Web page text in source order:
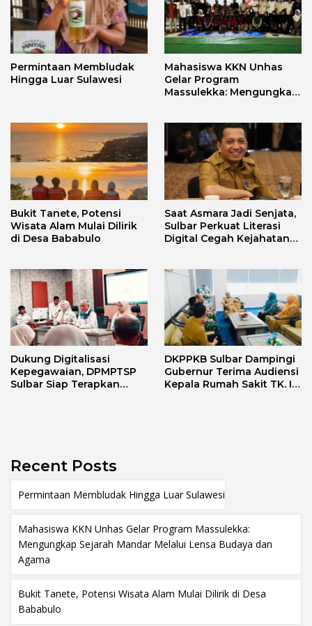
Permintaan Membludak
Hingga Luar Sulawesi
Mahasiswa KKN Unhas
Gelar Program
Massulekka: Mengungkap
Bukit Tanete, Potensi
Wisata Alam Mulai Dilirik
di Desa Bababulo
Saat Asmara Jadi Senjata,
Sulbar Perkuat Literasi
Digital Cegah Kejahatan
Dukung Digitalisasi
Kepegawaian, DPMPTSP
Sulbar Siap Terapkan
DKPPKB Sulbar Dampingi
Gubernur Terima Audiensi
Kepala Rumah Sakit TK. III
Recent Posts
Permintaan Membludak Hingga Luar Sulawesi
Mahasiswa KKN Unhas Gelar Program Massulekka:
Mengungkap Sejarah Mandar Melalui Lensa Budaya dan
Agama
Bukit Tanete, Potensi Wisata Alam Mulai Dilirik di Desa
Bababulo